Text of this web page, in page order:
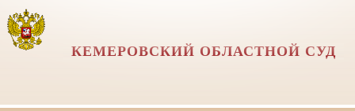
КЕМЕРОВСКИЙ ОБЛАСТНОЙ СУД